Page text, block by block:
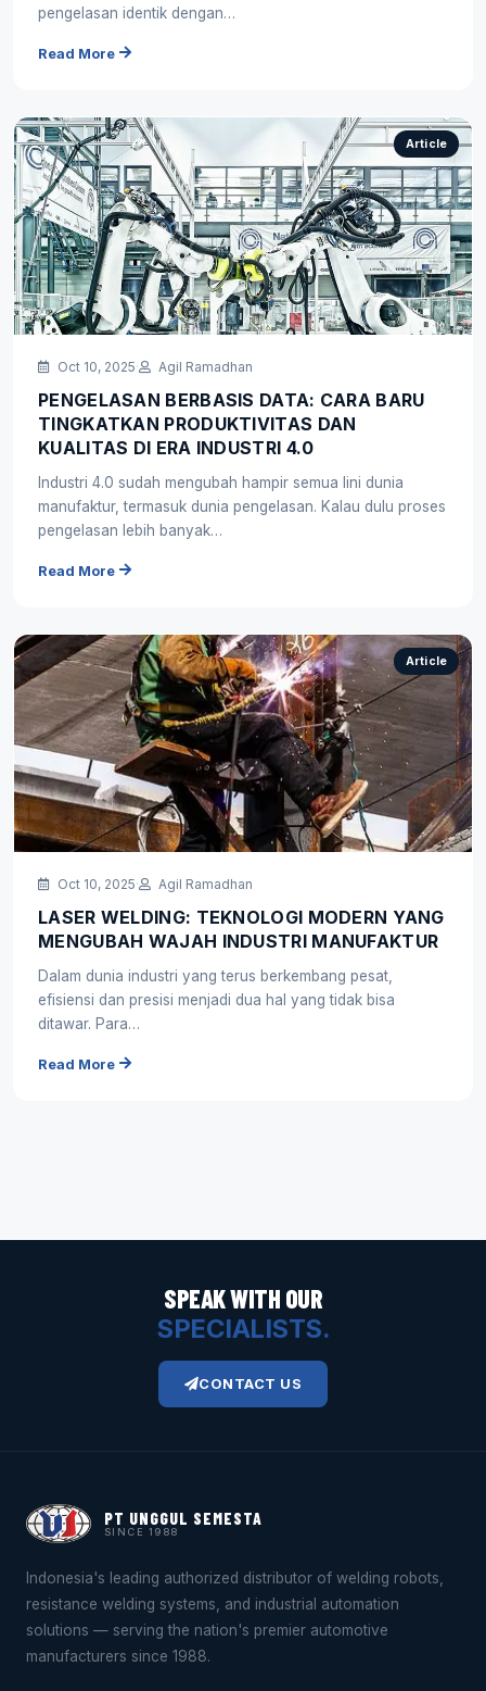
pengelasan identik dengan…
Read More
Article
Oct 10, 2025· Agil Ramadhan
PENGELASAN BERBASIS DATA: CARA BARU
TINGKATKAN PRODUKTIVITAS DAN
KUALITAS DI ERA INDUSTRI 4.0
Industri 4.0 sudah mengubah hampir semua lini dunia
manufaktur, termasuk dunia pengelasan. Kalau dulu proses
pengelasan lebih banyak…
Read More
Article
Oct 10, 2025· Agil Ramadhan
LASER WELDING: TEKNOLOGI MODERN YANG
MENGUBAH WAJAH INDUSTRI MANUFAKTUR
Dalam dunia industri yang terus berkembang pesat,
efisiensi dan presisi menjadi dua hal yang tidak bisa
ditawar. Para…
Read More
SPEAK WITH OUR
SPECIALISTS.
CONTACT US
PT UNGGUL SEMESTA
SINCE 1988
Indonesia's leading authorized distributor of welding robots,
resistance welding systems, and industrial automation
solutions — serving the nation's premier automotive
manufacturers since 1988.